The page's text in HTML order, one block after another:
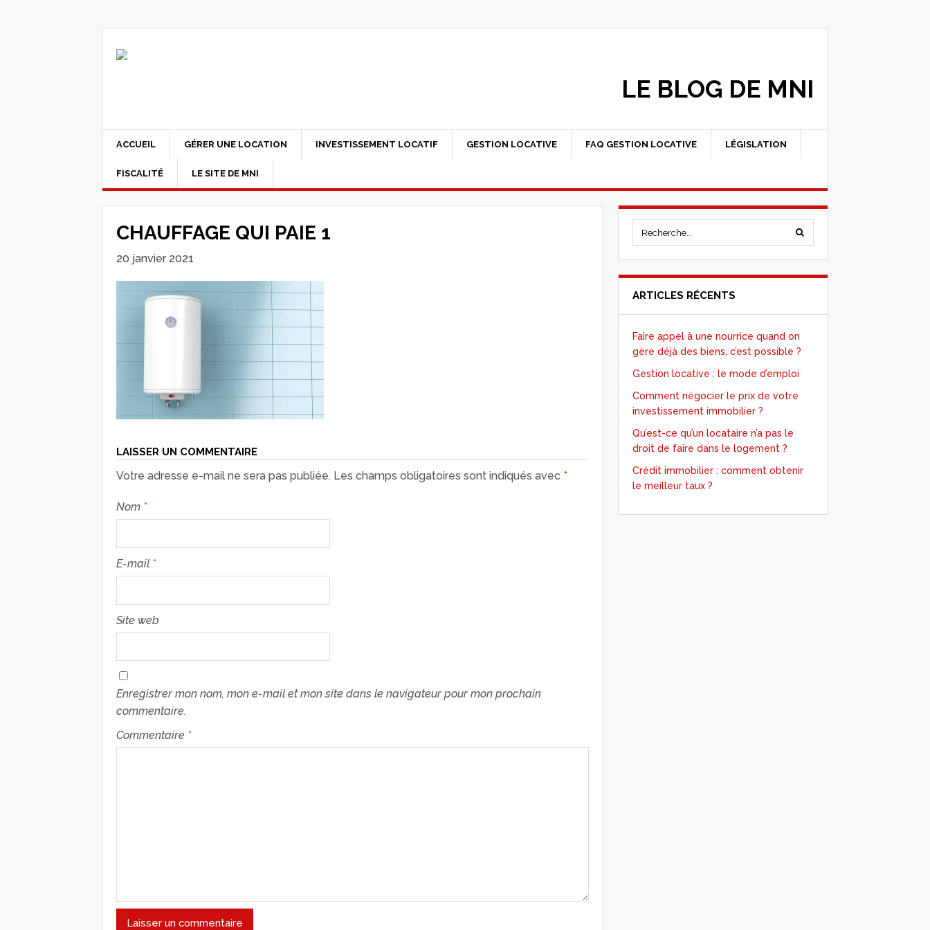
LE BLOG DE MNI
ACCUEIL GÉRER UNE LOCATION INVESTISSEMENT LOCATIF GESTION LOCATIVE FAQ GESTION LOCATIVE LÉGISLATION
FISCALITÉ LE SITE DE MNI
CHAUFFAGE QUI PAIE 1
20 janvier 2021
LAISSER UN COMMENTAIRE
Votre adresse e-mail ne sera pas publiée. Les champs obligatoires sont indiqués avec *
Nom *
E-mail *
Site web
Enregistrer mon nom, mon e-mail et mon site dans le navigateur pour mon prochain
commentaire.
Commentaire *
ARTICLES RÉCENTS
Faire appel à une nourrice quand on
gère déjà des biens, c’est possible ?
Gestion locative : le mode d’emploi
Comment négocier le prix de votre
investissement immobilier ?
Qu’est-ce qu’un locataire n’a pas le
droit de faire dans le logement ?
Crédit immobilier : comment obtenir
le meilleur taux ?